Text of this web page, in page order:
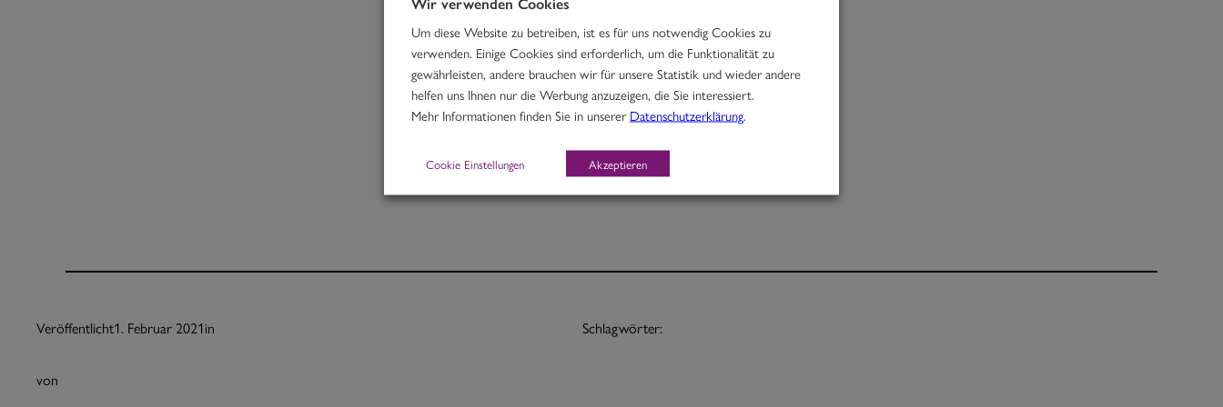
Thai Rindfleischcurry mit Zitronengras, Chili & Kartoffeln
H, E
Portion 12,70
Veröffentlicht1. Februar 2021in
von
Schlagwörter:
Um diese Website zu betreiben, ist es für uns notwendig Cookies zu
verwenden. Einige Cookies sind erforderlich, um die Funktionalität zu
gewährleisten, andere brauchen wir für unsere Statistik und wieder andere
helfen uns Ihnen nur die Werbung anzuzeigen, die Sie interessiert.
Mehr Informationen finden Sie in unsererDatenschutzerklärung
Cookie Einstellungen Akzeptieren